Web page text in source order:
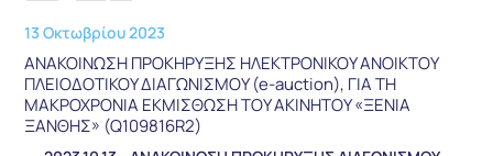
13 Οκτωβρίου 2023
ΑΝΑΚΟΙΝΩΣΗ ΠΡΟΚΗΡΥΞΗΣ ΗΛΕΚΤΡΟΝΙΚΟΥ ΑΝΟΙΚΤΟΥ
ΠΛΕΙΟΔΟΤΙΚΟΥ ΔΙΑΓΩΝΙΣΜΟΥ (e-auction), ΓΙΑ ΤΗ
ΜΑΚΡΟΧΡΟΝΙΑ ΕΚΜΙΣΘΩΣΗ ΤΟΥ ΑΚΙΝΗΤΟΥ «ΞΕΝΙΑ
ΞΑΝΘΗΣ» (Q109816R2)